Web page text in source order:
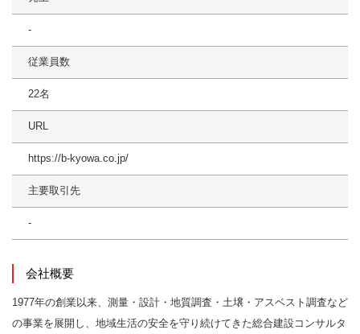
-
従業員数
22名
URL
https://b-kyowa.co.jp/
主要取引先
-
会社概要
1977年の創業以来、測量・設計・地質調査・土壌・アスベスト調査など
の事業を展開し、地域生活の安全を守り続けてきた総合建設コンサルタ